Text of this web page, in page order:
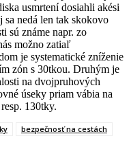
usmrtení dosiahli akési
nedá len tak skokovo
sú známe napr. zo
možno zatiaľ
je systematické zníženie
zón s 30tkou. Druhým je
na dvojpruhových
úseky priam vábia na
130tky.
bezpečnosť na cestách